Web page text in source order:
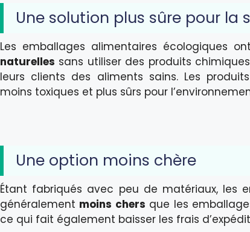
Une solution plus sûre pour la
Les emballages alimentaires écologiques
naturelles sans utiliser des produits
leurs clients des aliments sains. Les
moins toxiques et plus sûrs pour
Une option moins chère
Étant fabriqués avec peu de matériaux, les
généralement moins chers que les
ce qui fait également baisser les frais